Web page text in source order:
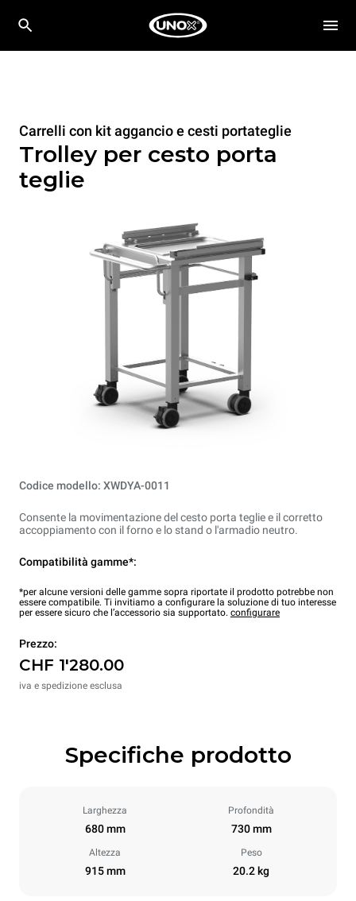
Carrelli con kit aggancio e cesti portateglie
Trolley per cesto porta
teglie
Codice modello: XWDYA-0011
Consente la movimentazione del cesto porta teglie e il corretto
accoppiamento con il forno e lo stand o l'armadio neutro.
Compatibilità gamme*:
*per alcune versioni delle gamme sopra riportate il prodotto potrebbe non
essere compatibile. Ti invitiamo a configurare la soluzione di tuo interesse
per essere sicuro che l’accessorio sia supportato. configurare
Prezzo:
CHF 1'280.00
iva e spedizione esclusa
Specifiche prodotto
Larghezza
680 mm
Profondità
730 mm
Altezza
915 mm
Peso
20.2 kg